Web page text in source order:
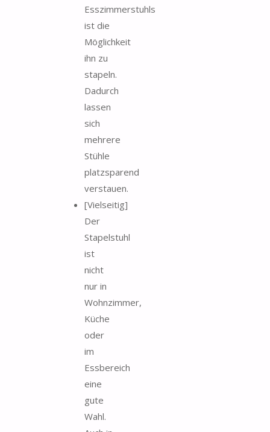
Esszimmerstuhls
ist die
Möglichkeit
ihn zu
stapeln.
Dadurch
lassen
sich
mehrere
Stühle
platzsparend
verstauen.
[Vielseitig]
Der
Stapelstuhl
ist
nicht
nur in
Wohnzimmer,
Küche
oder
im
Essbereich
eine
gute
Wahl.